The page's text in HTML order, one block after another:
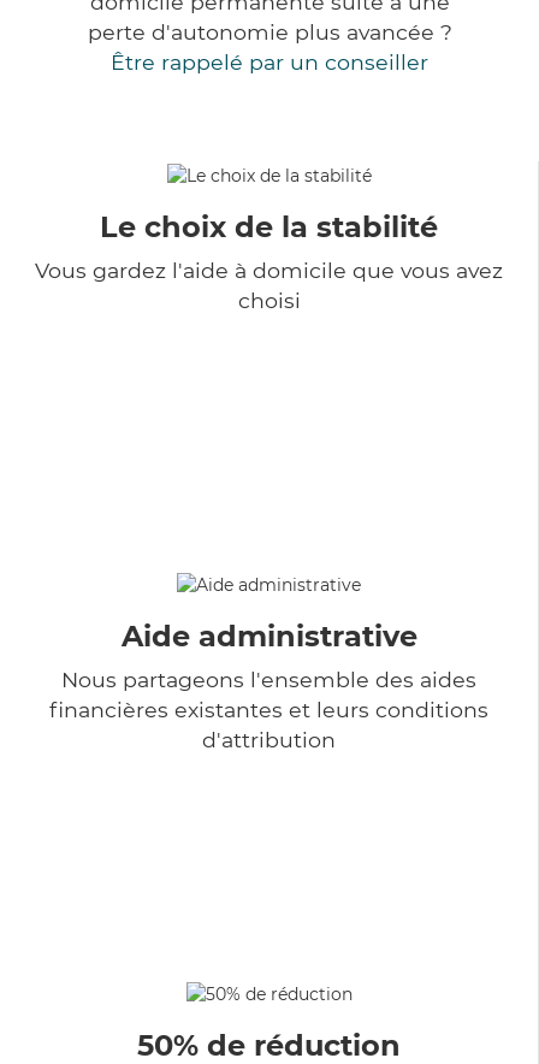
perte d'autonomie plus avancée ?
Être rappelé par un conseiller
Le choix de la stabilité
Vous gardez l'aide à domicile que vous avez
choisi
Aide administrative
Nous partageons l'ensemble des aides
financières existantes et leurs conditions
d'attribution
50% de réduction